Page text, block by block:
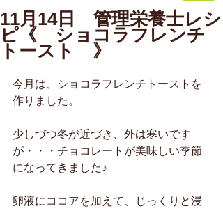
11月14日 管理栄養士レシ
ピ《 ショコラフレンチ
トースト 》
今月は、ショコラフレンチトーストを
作りました。
少しづつ冬が近づき、外は寒いです
が・・・チョコレートが美味しい季節
になってきました♪
卵液にココアを加えて、じっくりと浸